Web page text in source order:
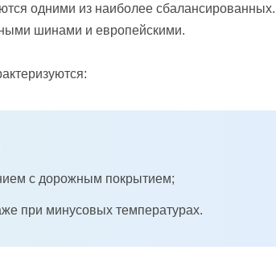
одними из наиболее
шинами и европейскими.
с дорожным покрытием;
при минусовых температурах.